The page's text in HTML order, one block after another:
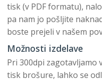
tisk (v PDF formatu),
pa nam jo pošljite
boste prejeli v našem
Možnosti izdelave
Pri 300dpi
tisk brošure, lahko se